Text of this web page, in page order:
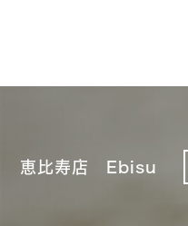
恵比寿店 Ebisu